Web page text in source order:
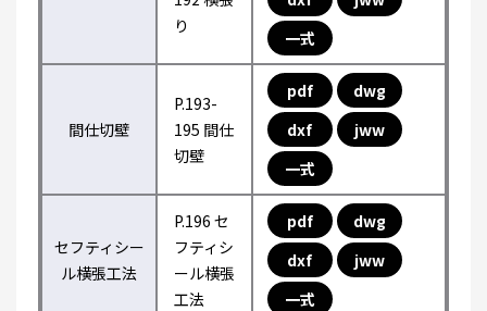
り
一式
間仕切壁
P.193-
195 間仕
切壁
pdf
dwg
dxf
jww
一式
セフティシー
ル横張工法
P.196 セ
フティシ
ール横張
工法
pdf
dwg
dxf
jww
一式